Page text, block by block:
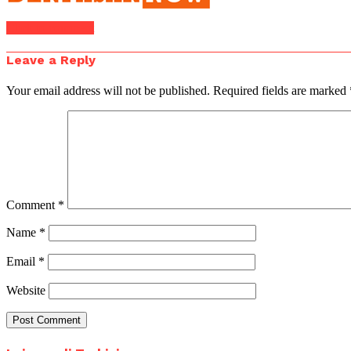
Leave a Reply
Your email address will not be published. Required fields are marked
Comment *
Name *
Email *
Website